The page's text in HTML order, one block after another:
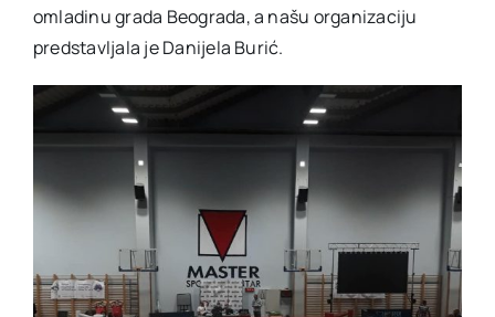
omladinu grada Beograda, a našu organizaciju
predstavljala je Danijela Burić.